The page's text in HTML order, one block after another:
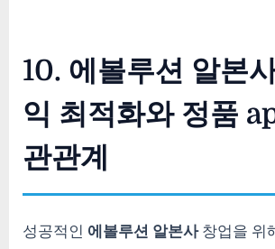
10. 에볼루션 알본
익 최적화와 정품
관관계
성공적인 에볼루션 알본사창업을 위